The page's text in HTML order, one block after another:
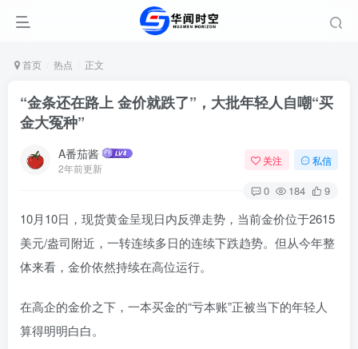
首页 热点 正文
“金条还在路上 金价就跌了”，大批年轻人自嘲“买
金大冤种”
A番茄酱
2年前更新
关注 私信
0 184 9
10月10日，现货黄金呈现日内反弹走势，当前金价位于2615
美元/盎司附近，一转连续多日的连续下跌趋势。但从今年整
体来看，金价依然持续在高位运行。
在高企的金价之下，一本买金的“亏本账”正被当下的年轻人
算得明明白白。